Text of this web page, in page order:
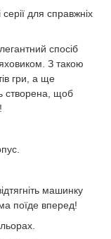
для справжніх
спосіб
З такою
гри, а ще
створена, щоб
машинку
поїде вперед!